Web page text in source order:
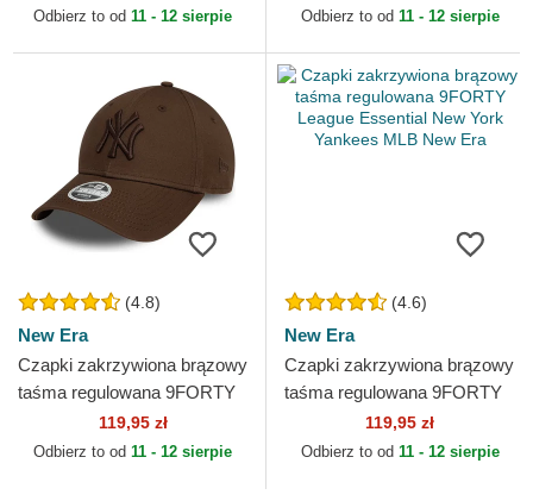
Goorin Bros.
Odbierz to od 11 - 12 sierpie Odbierz to od 11 - 12 sierpie
(4.8)
New Era
Czapki zakrzywiona brązowy
taśma regulowana 9FORTY
League Essential New York
Yankees MLB New Era
119,95 zł
Odbierz to od 11 - 12 sierpie
(4.6)
New Era
Czapki zakrzywiona brązowy
taśma regulowana 9FORTY
League Essential New York
Yankees MLB New Era
119,95 zł
Odbierz to od 11 - 12 sierpie